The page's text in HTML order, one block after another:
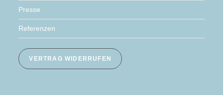
Presse
Referenzen
VERTRAG WIDERRUFEN